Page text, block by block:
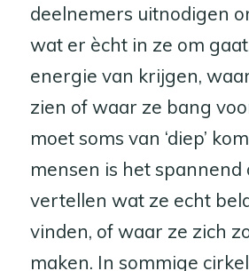
deelnemers uitnodigen
wat er ècht in ze om
energie van krijgen,
zien of waar ze bang
moet soms van ‘diep’
mensen is het spannend
vertellen wat ze echt
vinden, of waar ze zich
maken. In sommige